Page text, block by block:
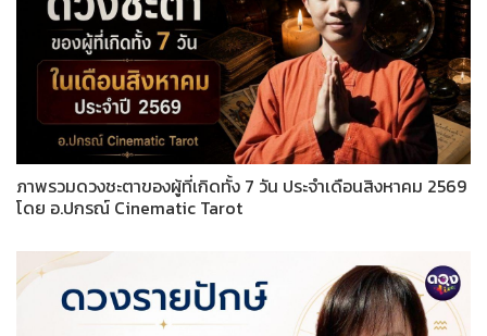
ภาพรวมดวงชะตาของผู้ที่เกิดทั้ง 7 วัน ประจำเดือนสิงหาคม 2569
โดย อ.ปกรณ์ Cinematic Tarot